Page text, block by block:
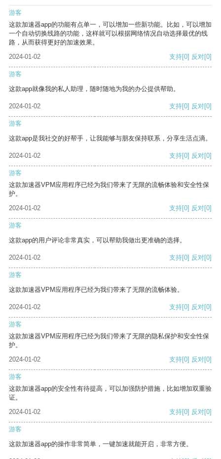
游客
这款加速器app的功能有点单一，可以增加一些新功能。比如，可以增加
一个自动切换线路的功能，这样就可以根据网络情况自动选择最优的线
路，从而获得更好的加速效果。
2024-01-02
支持[0] 反对[0]
游客
这款app就像我的私人助理，随时随地为我的办公提供帮助。
2024-01-02 支持[0] 反对[0]
游客
这款app是我社交的好帮手，让我能够与朋友保持联系，分享生活点滴。
2024-01-02 支持[0] 反对[0]
游客
这款加速器VPM应用程序已经为我们带来了无限的流畅体验和安全性保
护。
2024-01-02
支持[0] 反对[0]
游客
这款app的用户评论非常真实，可以帮助我做出更准确的选择。
2024-01-02 支持[0] 反对[0]
游客
这款加速器VPM应用程序已经为我们带来了无限的流畅体验。
2024-01-02 支持[0] 反对[0]
游客
这款加速器VPM应用程序已经为我们带来了无限的隐私保护和安全性保
护。
2024-01-02
支持[0] 反对[0]
游客
这款加速器app的安全性有待提高，可以加强防护措施，比如增加双重验
证。
2024-01-02
支持[0] 反对[0]
游客
这款加速器app的操作非常简单，一键加速就能开启，非常方便。